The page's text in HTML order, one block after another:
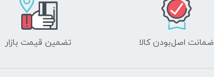
ضمانت اصل‌بودن کالا تضمین قیمت بازار